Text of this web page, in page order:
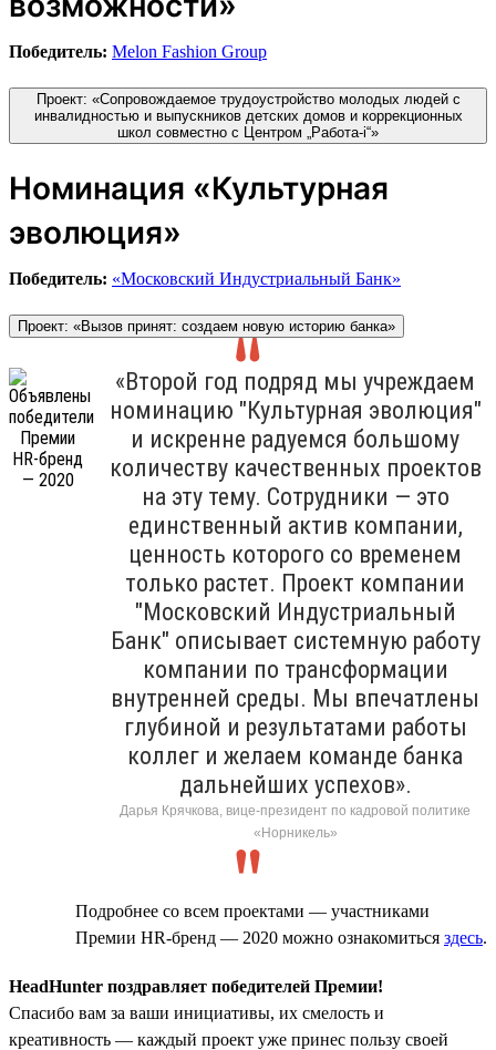
Победитель: Melon Fashion Group
Проект: «Сопровождаемое трудоустройство молодых людей с
инвалидностью и выпускников детских домов и коррекционных
школ совместно с Центром „Работа-i“»
Номинация «Культурная
эволюция»
Победитель: «Московский Индустриальный Банк»
Проект: «Вызов принят: создаем новую историю банка»
«Второй год подряд мы учреждаем
номинацию "Культурная эволюция"
и искренне радуемся большому
количеству качественных проектов
на эту тему. Сотрудники — это
единственный актив компании,
ценность которого со временем
только растет. Проект компании
"Московский Индустриальный
Банк" описывает системную работу
компании по трансформации
внутренней среды. Мы впечатлены
глубиной и результатами работы
коллег и желаем команде банка
дальнейших успехов».
Дарья Крячкова, вице-президент по кадровой политике
«Норникель»
Подробнее со всем проектами — участниками
Премии HR-бренд — 2020 можно ознакомиться здесь.
HeadHunter поздравляет победителей Премии!
Спасибо вам за ваши инициативы, их смелость и
креативность — каждый проект уже принес пользу своей